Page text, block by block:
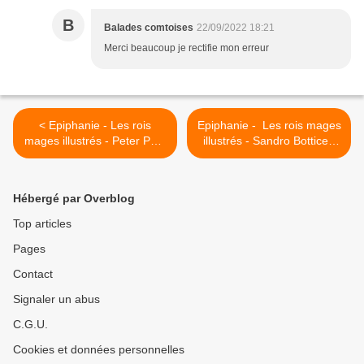
B Balades comtoises 22/09/2022 18:21
Merci beaucoup je rectifie mon erreur
< Epiphanie - Les rois
mages illustrés - Peter Paul
Rubens - L'adoration des
Epiphanie - Les rois mages
illustrés - Sandro Botticelli
(1445-1510) - L'adoration
Hébergé par Overblog
Top articles
Pages
Contact
Signaler un abus
C.G.U.
Cookies et données personnelles